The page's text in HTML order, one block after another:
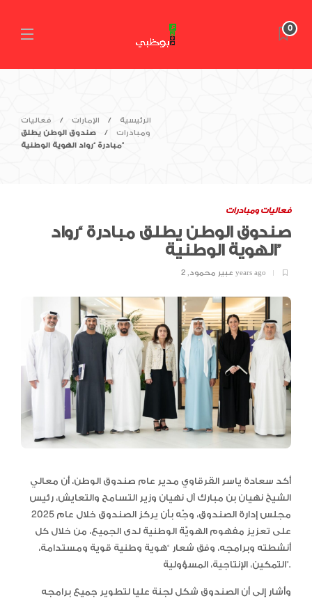
0
الرئيسية الإمارات
فعاليات
ومبادرات
صندوق الوطن يطلق
مبادرة “رواد الهوية الوطنية”
فعاليات ومبادرات
صندوق الوطن يطلق مبادرة “رواد
الهوية الوطنية”
عبير محمود, 2 years ago
أكد سعادة ياسر القرقاوي مدير عام صندوق الوطن، أن معالي
الشيخ نهيان بن مبارك آل نهيان وزير التسامح والتعايش، رئيس
مجلس إدارة الصندوق، وجّه بأن يركز الصندوق خلال عام 2025
على تعزيز مفهوم الهويّة الوطنية لدى الجميع، من خلال كل
أنشطته وبرامجه، وفق شعار “هوية وطنية قوية ومستدامة،
التمكين، الإنتاجية، المسؤولية”.
وأشار إلى أن الصندوق شكل لجنة عليا لتطوير جميع برامجه